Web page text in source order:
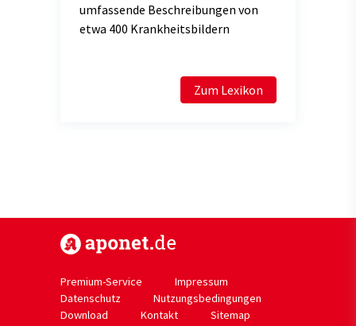
umfassende Beschreibungen von
etwa 400 Krankheitsbildern
Zum Lexikon
Premium-Service
Impressum
Datenschutz
Nutzungsbedingungen
Download
Kontakt Sitemap